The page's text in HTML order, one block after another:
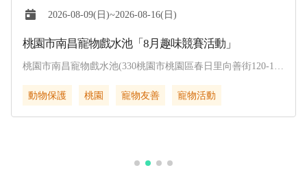
2026-08-09(日)~2026-08-16(日)
桃園市南昌寵物戲水池「8月趣味競賽活動」
桃園市南昌寵物戲水池(330桃園市桃園區春日里向善街120-1
動物保護
桃園 寵物友善 寵物活動